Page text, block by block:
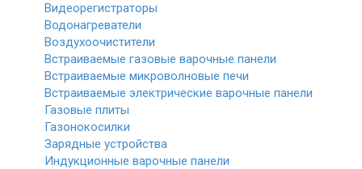
Видеорегистраторы
Водонагреватели
Воздухоочистители
Встраиваемые газовые варочные панели
Встраиваемые микроволновые печи
Встраиваемые электрические варочные панели
Газовые плиты
Газонокосилки
Зарядные устройства
Индукционные варочные панели